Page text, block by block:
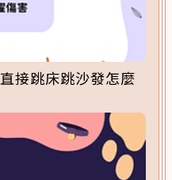
接跳床跳沙發怎麼